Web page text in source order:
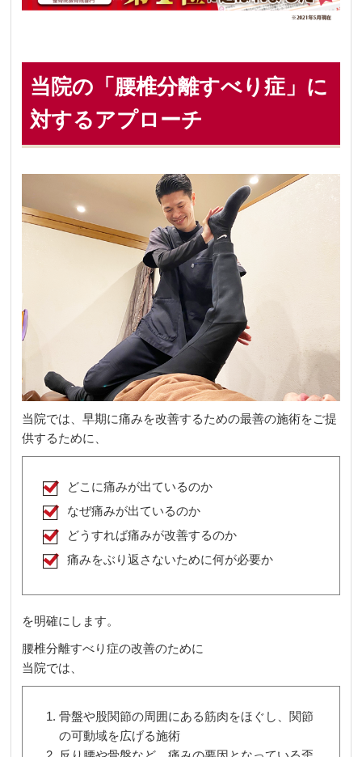
当院の「腰椎分離すべり症」に
対するアプローチ
当院では、早期に痛みを改善するための最善の施術をご提
供するために、
どこに痛みが出ているのか
なぜ痛みが出ているのか
どうすれば痛みが改善するのか
痛みをぶり返さないために何が必要か
を明確にします。
腰椎分離すべり症の改善のために
当院では、
骨盤や股関節の周囲にある筋肉をほぐし、関節
の可動域を広げる施術